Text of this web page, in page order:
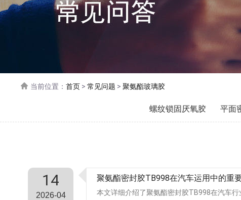
当前位置：首页 >常见问题 >聚氨酯玻璃胶
螺纹锁固厌氧胶 平面
14
2026-04
聚氨酯密封胶TB998在汽车运用中的重
本文详细介绍了聚氨酯密封胶TB998在汽车